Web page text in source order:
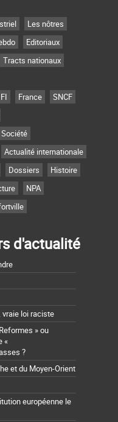
Les nôtres
Editoriaux
Tracts nationaux
France
SNCF
Société
Actualité internationale
Dossiers
Histoire
NPA
d'actualité
vraie loi raciste
» ou
«
?
et du Moyen-Orient
européenne le